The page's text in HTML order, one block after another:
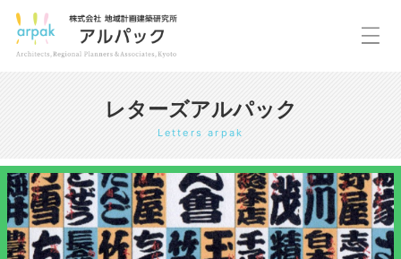
レターズアルパック
Letters arpak